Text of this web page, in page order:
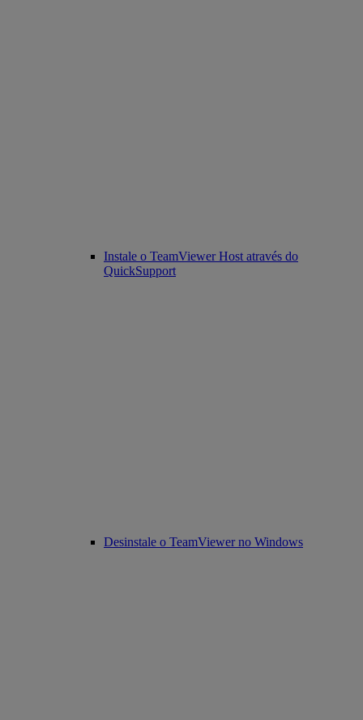
Instale o TeamViewer Host através do
QuickSupport
Desinstale o TeamViewer no Windows